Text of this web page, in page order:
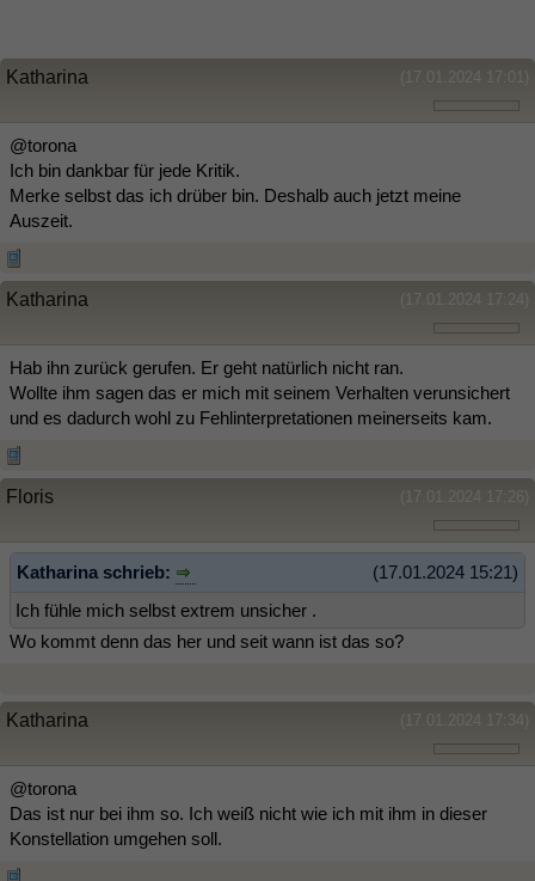
(17.01.2024 17:01)
Katharina
@torona
Ich bin dankbar für jede Kritik.
Merke selbst das ich drüber bin. Deshalb auch jetzt meine
Auszeit.
(17.01.2024 17:24)
Katharina
Hab ihn zurück gerufen. Er geht natürlich nicht ran.
Wollte ihm sagen das er mich mit seinem Verhalten verunsichert
und es dadurch wohl zu Fehlinterpretationen meinerseits kam.
(17.01.2024 17:26)
Floris
(17.01.2024 15:21)
Katharina schrieb:
Ich fühle mich selbst extrem unsicher .
Wo kommt denn das her und seit wann ist das so?
(17.01.2024 17:34)
Katharina
@torona
Das ist nur bei ihm so. Ich weiß nicht wie ich mit ihm in dieser
Konstellation umgehen soll.